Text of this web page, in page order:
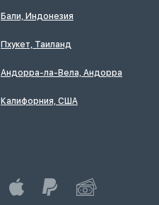
Бали, Индонезия
Пхукет, Таиланд
Андорра-ла-Вела, Андорра
Калифорния, США